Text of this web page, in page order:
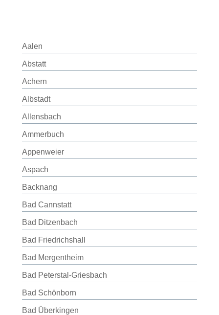
Aalen
Abstatt
Achern
Albstadt
Allensbach
Ammerbuch
Appenweier
Aspach
Backnang
Bad Cannstatt
Bad Ditzenbach
Bad Friedrichshall
Bad Mergentheim
Bad Peterstal-Griesbach
Bad Schönborn
Bad Überkingen